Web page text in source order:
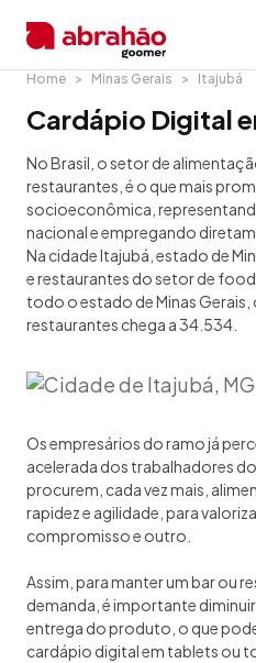
Home Minas Gerais Itajubá
Cardápio Digital
No Brasil, o setor de
restaurantes, é o que mais
socioeconômica,
nacional e empregando
Na cidade Itajubá, estado de
e restaurantes do setor de food
todo o estado de Minas Gerais,
restaurantes chega a 34.534.
Os empresários do ramo já
acelerada dos trabalhadores
procurem, cada vez mais,
rapidez e agilidade, para
compromisso e outro.
Assim, para manter um bar ou
demanda, é importante
entrega do produto, o que
cardápio digital em tablets ou